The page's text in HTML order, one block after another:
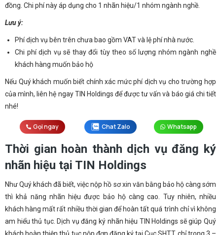
đồng. Chi phí này áp dụng cho 1 nhãn hiệu/1 nhóm ngành nghề.
Lưu ý:
Phí dịch vụ bên trên chưa bao gồm VAT và lệ phí nhà nước.
Chi phí dịch vụ sẽ thay đổi tùy theo số lượng nhóm ngành nghề
khách hàng muốn bảo hộ
Nếu Quý khách muốn biết chính xác mức phí dịch vụ cho trường hợp
của mình, liên hệ ngay TIN Holdings để được tư vấn và báo giá chi tiết
nhé!
Gọi ngay Chat Zalo Whatsapp
Thời gian hoàn thành dịch vụ đăng ký
nhãn hiệu tại TIN Holdings
Như Quý khách đã biết, việc nộp hồ sơ xin văn bằng bảo hộ càng sớm
thì khả năng nhãn hiệu được bảo hộ càng cao. Tuy nhiên, nhiều
khách hàng mất rất nhiều thời gian để hoàn tất quá trình chỉ vì không
am hiểu thủ tục. Dịch vụ đăng ký nhãn hiệu TIN Holdings sẽ giúp Quý